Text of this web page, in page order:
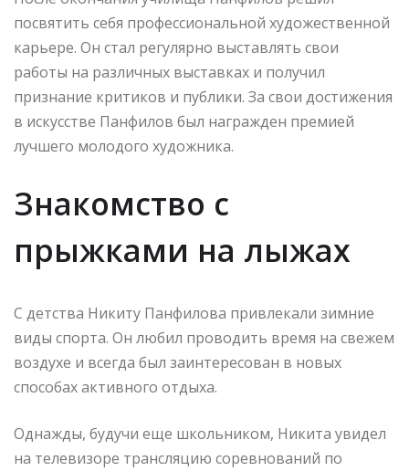
посвятить себя профессиональной художественной
карьере. Он стал регулярно выставлять свои
работы на различных выставках и получил
признание критиков и публики. За свои достижения
в искусстве Панфилов был награжден премией
лучшего молодого художника.
Знакомство с
прыжками на лыжах
С детства Никиту Панфилова привлекали зимние
виды спорта. Он любил проводить время на свежем
воздухе и всегда был заинтересован в новых
способах активного отдыха.
Однажды, будучи еще школьником, Никита увидел
на телевизоре трансляцию соревнований по